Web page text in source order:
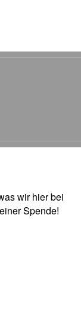
wir hier bei
Spende!